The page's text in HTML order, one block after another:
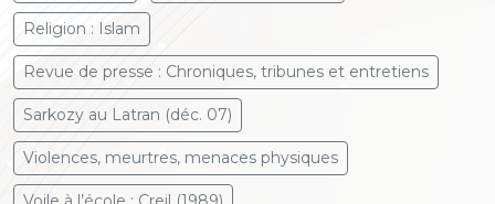
Religion : Islam
Revue de presse : Chroniques, tribunes et entretiens
Sarkozy au Latran (déc. 07)
Violences, meurtres, menaces physiques